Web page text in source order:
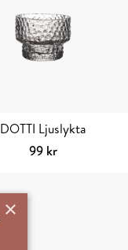
DOTTI Ljuslykta
99 kr
×